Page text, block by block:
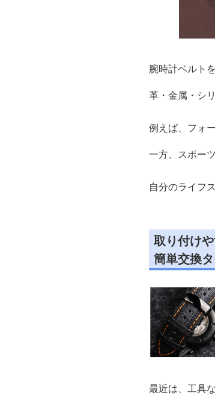
腕時計ベルト
革・金属・シ
例えば、フォ
一方、スポー
自分のライフ
取り付けや
簡単交換
最近は、工具